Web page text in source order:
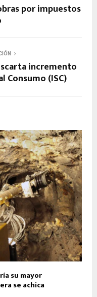
por impuestos
incremento
Consumo (ISC)
su mayor
se achica